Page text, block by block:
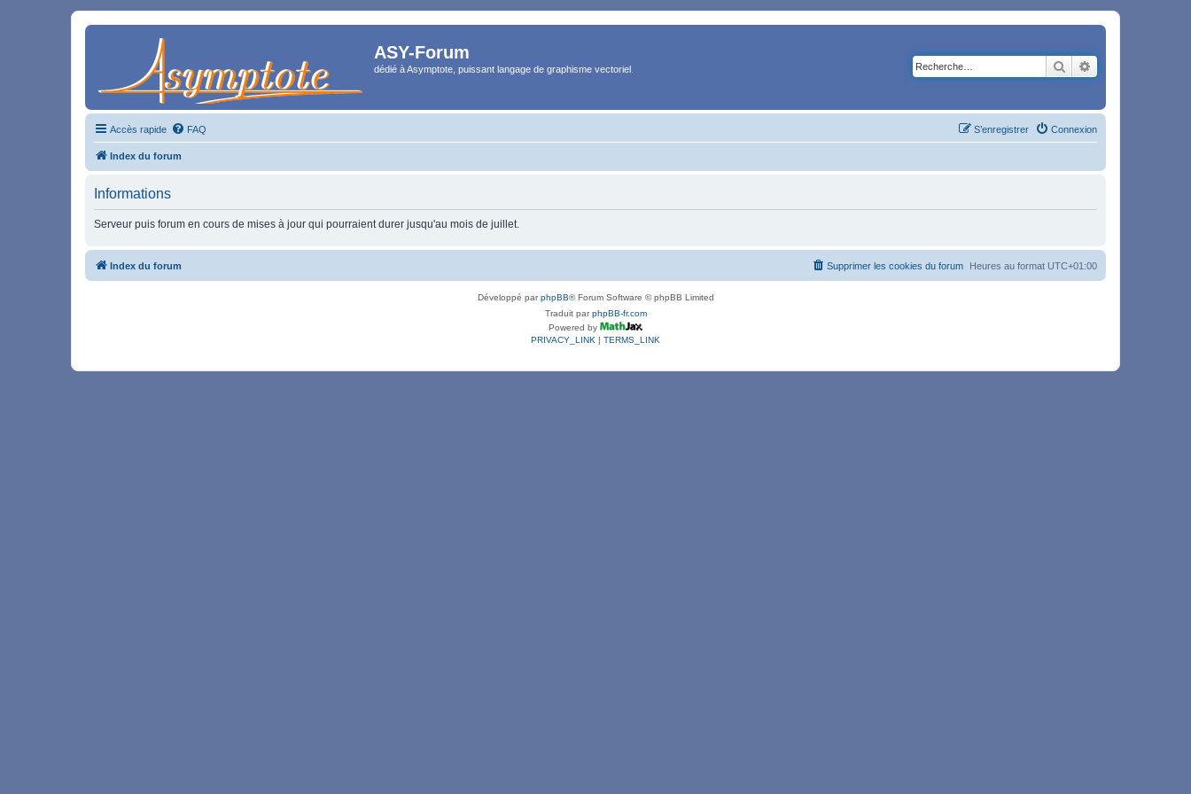
ASY-Forum
dédié à Asymptote, puissant langage de graphisme vectoriel. Rechercher
Accès rapide FAQ Connexion
S’enregistrer
Index du forum
Informations
Serveur puis forum en cours de mises à jour qui pourraient durer jusqu'au mois de juillet.
Index du forum Heures au format UTC+01:00
Supprimer les cookies du forum
Développé parphpBB® Forum Software © phpBB Limited
Traduit parphpBB-fr.com
Powered by
PRIVACY_LINK | TERMS_LINK